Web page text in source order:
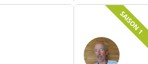
SAISON 1